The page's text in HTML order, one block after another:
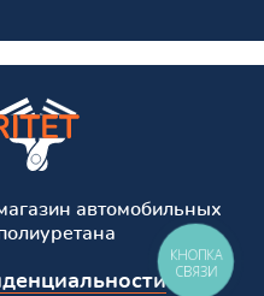
автомобильных
КНОПКА
СВЯЗИ